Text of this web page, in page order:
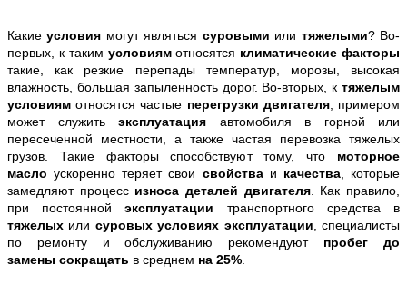
Какиеусловия могут являться суровыми или тяжелыми? Во-
первых, к таким условиямотносятся климатические факторы
такие, как резкие перепады температур, морозы, высокая
влажность, большая запыленность дорог. Во-вторых, к тяжелым
условиям относятся частые перегрузки двигателя, примером
может служить эксплуатация автомобиля в горной или
пересеченной местности, а также частая перевозка тяжелых
грузов. Такие факторы способствуют тому, что моторное
маслоускоренно теряет свои свойства и качества, которые
замедляют процесс износа деталей двигателя. Как правило,
при постояннойэксплуатации транспортного средства в
тяжелых или суровых условиях эксплуатации , специалисты
по ремонту и обслуживанию рекомендуют пробег до
замены сокращать в среднем на 25%